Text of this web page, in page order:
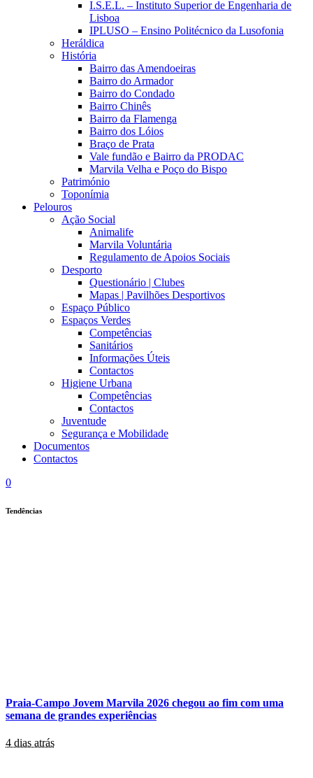
I.S.E.L. – Instituto Superior de Engenharia de
Lisboa
IPLUSO – Ensino Politécnico da Lusofonia
Heráldica
História
Bairro das Amendoeiras
Bairro do Armador
Bairro do Condado
Bairro Chinês
Bairro da Flamenga
Bairro dos Lóios
Braço de Prata
Vale fundão e Bairro da PRODAC
Marvila Velha e Poço do Bispo
Património
Toponímia
Pelouros
Ação Social
Animalife
Marvila Voluntária
Regulamento de Apoios Sociais
Desporto
Questionário | Clubes
Mapas | Pavilhões Desportivos
Espaço Público
Espaços Verdes
Competências
Sanitários
Informações Úteis
Contactos
Higiene Urbana
Competências
Contactos
Juventude
Segurança e Mobilidade
Documentos
Contactos
0
Tendências
Praia-Campo Jovem Marvila 2026 chegou ao fim com uma
semana de grandes experiências
4 dias atrás